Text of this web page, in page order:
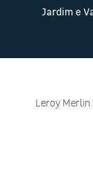
Jardim e
Leroy Merlin